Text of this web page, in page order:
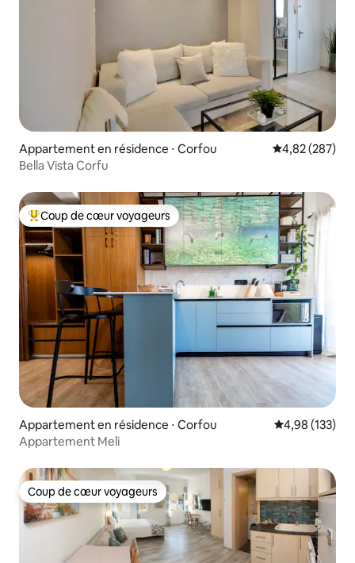
Appartement en résidence ⋅ Corfou Évaluation
4,82 (287)
Bella Vista Corfu
Coups de cœur voyageurs les plus appréciés
Coup de cœur voyageurs
Appartement en résidence ⋅ Corfou Évaluation
4,98 (133)
Appartement Meli
Coup de cœur voyageurs
Coup de cœur voyageurs